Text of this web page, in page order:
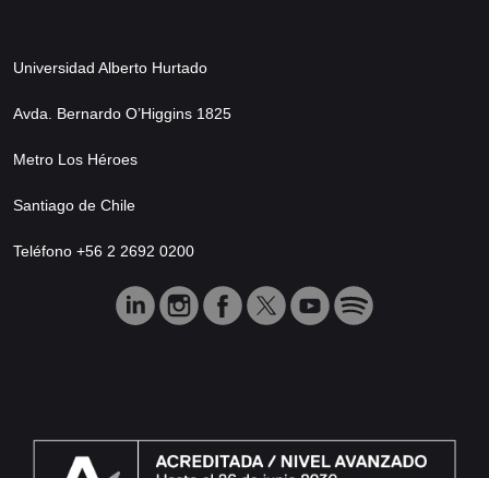
Universidad Alberto Hurtado
Avda. Bernardo O’Higgins 1825
Metro Los Héroes
Santiago de Chile
Teléfono +56 2 2692 0200